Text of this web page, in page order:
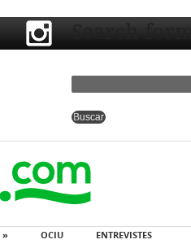
Search form
» OCIU ENTREVISTES